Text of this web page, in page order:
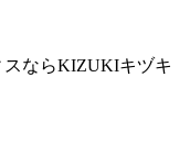
ならKIZUKIキヅキ